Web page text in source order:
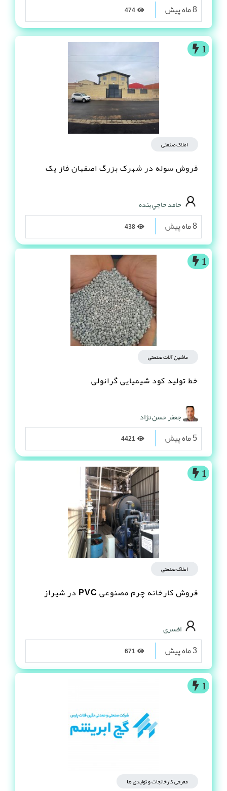
8 ماه پیش
1
املاک صنعتی
فروش سوله در شهرک بزرگ اصفهان فاز یک
حامد حاجي بنده
8 ماه پیش
1
ماشین آلات صنعتی
خط تولید کود شیمیایی گرانولی
جعفر حسن نژاد
5 ماه پیش
1
املاک صنعتی
فروش کارخانه چرم مصنوعى PVC در شیراز
افسری
3 ماه پیش
1
معرفی کارخانجات و تولیدی ها